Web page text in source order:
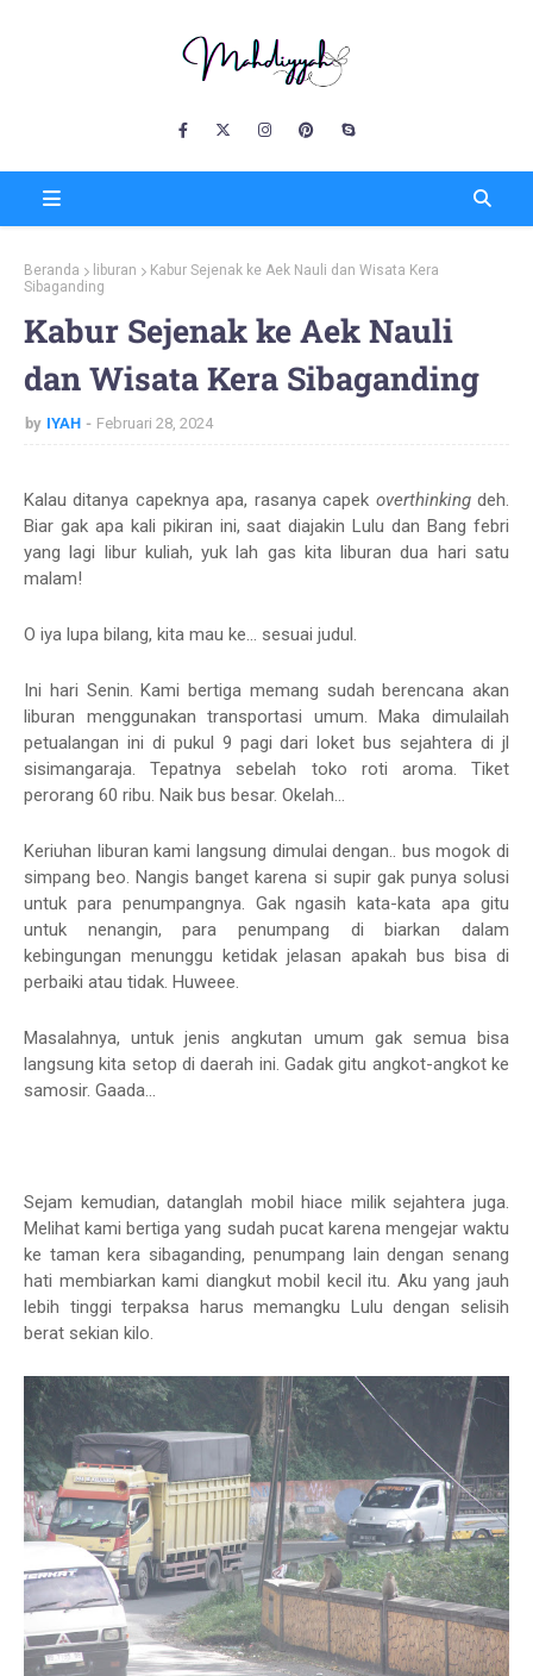
Beranda liburan
Kabur Sejenak ke Aek Nauli dan Wisata Kera
Sibaganding
Kabur Sejenak ke Aek Nauli
dan Wisata Kera Sibaganding
by IYAH Februari 28, 2024
Kalau ditanya capeknya apa, rasanya capek overthinkingdeh.
Biar gak apa kali pikiran ini, saat diajakin Lulu dan Bang febri
yang lagi libur kuliah, yuk lah gas kita liburan dua hari satu
malam!
O iya lupa bilang, kita mau ke... sesuai judul.
Ini hari Senin. Kami bertiga memang sudah berencana akan
liburan menggunakan transportasi umum. Maka dimulailah
petualangan ini di pukul 9 pagi dari loket bus sejahtera di jl
sisimangaraja. Tepatnya sebelah toko roti aroma. Tiket
perorang 60 ribu. Naik bus besar. Okelah...
Keriuhan liburan kami langsung dimulai dengan.. bus mogok di
simpang beo. Nangis banget karena si supir gak punya solusi
untuk para penumpangnya. Gak ngasih kata-kata apa gitu
untuk nenangin, para penumpang di biarkan dalam
kebingungan menunggu ketidak jelasan apakah bus bisa di
perbaiki atau tidak. Huweee.
Masalahnya, untuk jenis angkutan umum gak semua bisa
langsung kita setop di daerah ini. Gadak gitu angkot-angkot ke
samosir. Gaada...
Sejam kemudian, datanglah mobil hiace milik sejahtera juga.
Melihat kami bertiga yang sudah pucat karena mengejar waktu
ke taman kera sibaganding, penumpang lain dengan senang
hati membiarkan kami diangkut mobil kecil itu. Aku yang jauh
lebih tinggi terpaksa harus memangku Lulu dengan selisih
berat sekian kilo.